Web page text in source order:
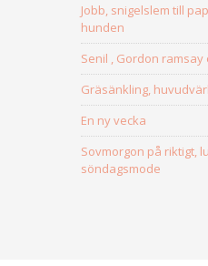
Jobb, snigelslem till
hunden
Senil , Gordon
Gräsänkling,
En ny vecka
Sovmorgon på riktigt,
söndagsmode